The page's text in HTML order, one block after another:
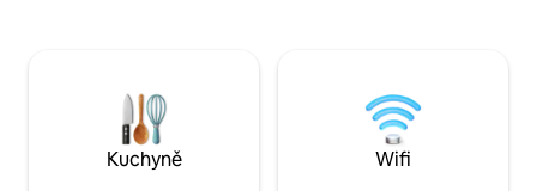
vybavení (sprchový gel, šampon a tělový
krém), žehličky a žehlicího prkna.
ale na městské
Porta. Snídaně k
ceně.
Kuchyně Wifi